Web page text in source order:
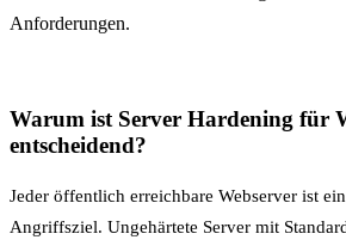
Anforderungen.
Warum ist Server Hardening für
entscheidend?
Jeder öffentlich erreichbare Webserver ist
Angriffsziel. Ungehärtete Server mit